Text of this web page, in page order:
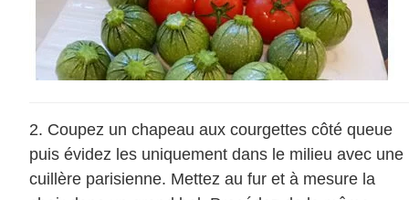
Coupez un chapeau aux courgettes côté queue
puis évidez les uniquement dans le milieu avec une
cuillère parisienne. Mettez au fur et à mesure la